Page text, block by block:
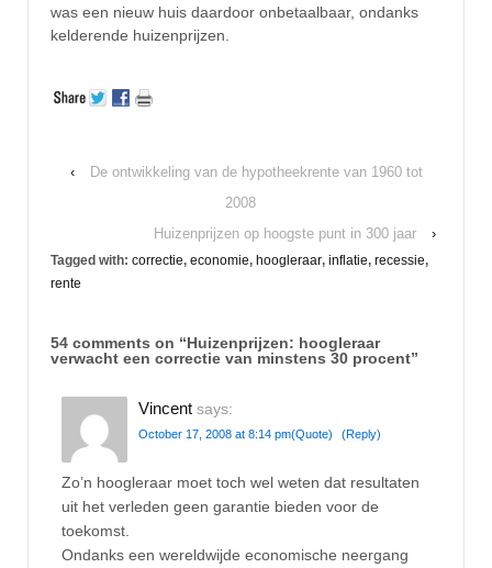
was een nieuw huis daardoor onbetaalbaar, ondanks
kelderende huizenprijzen.
‹
De ontwikkeling van de hypotheekrente van 1960 tot
2008
Huizenprijzen op hoogste punt in 300 jaar
›
Tagged with: correctie, economie, hoogleraar, inflatie, recessie,
rente
54 comments on “Huizenprijzen: hoogleraar
verwacht een correctie van minstens 30 procent”
Vincent says:
October 17, 2008 at 8:14 pm(Quote) (Reply)
Zo’n hoogleraar moet toch wel weten dat resultaten
uit het verleden geen garantie bieden voor de
toekomst.
Ondanks een wereldwijde economische neergang